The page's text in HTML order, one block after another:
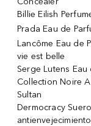
Billie Eilish
Prada Eau de
Lancôme Eau de
vie est belle
Serge Lutens Eau
Collection Noire
Sultan
Dermocracy Suero
antienvejecimiento